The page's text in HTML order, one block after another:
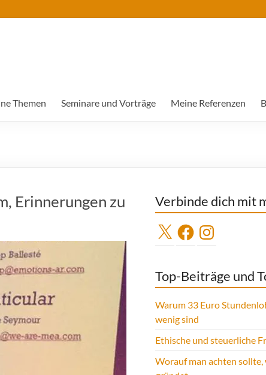
Themen Seminare und Vorträge Meine Referenzen
Erinnerungen zu
Verbinde dich mit
X FacebookInstagram
Top-Beiträge und
Warum 33 Euro
wenig sind
Ethische und steuerliche
Worauf man achten